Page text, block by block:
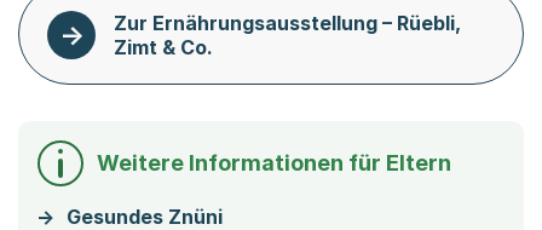
Zur Ernährungsausstellung – Rüebli,
Zimt & Co.
Weitere Informationen für Eltern
Gesundes Znüni